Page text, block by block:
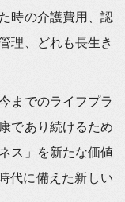
時の介護費用、認
理、どれも長生き
までのライフプラ
であり続けるため
ス」を新たな価値
代に備えた新しい